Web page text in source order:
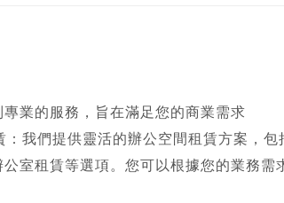
業的服務，旨在滿足您的商業需求
：我們提供靈活的辦公空間租賃方案，
公室租賃等選項。您可以根據您的業務